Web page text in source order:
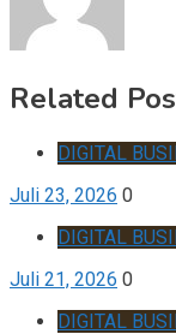
Related
DIGITAL
Juli 23, 2026 0
DIGITAL
Juli 21, 2026 0
DIGITAL